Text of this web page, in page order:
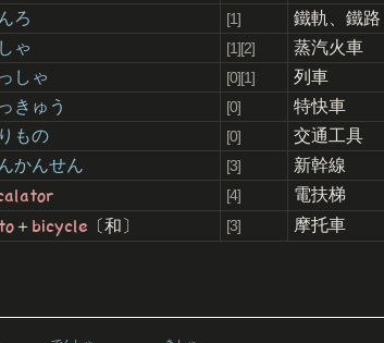
ろ [1]
鐵軌、鐵路
ゃ [1][2]
蒸汽火車
しゃ [0][1]
列車
きゅう [0]
特快車
もの [0]
交通工具
かんせん [3]
新幹線
[4]
電扶梯
＋ bicycle 〔和〕 [3] 摩托車